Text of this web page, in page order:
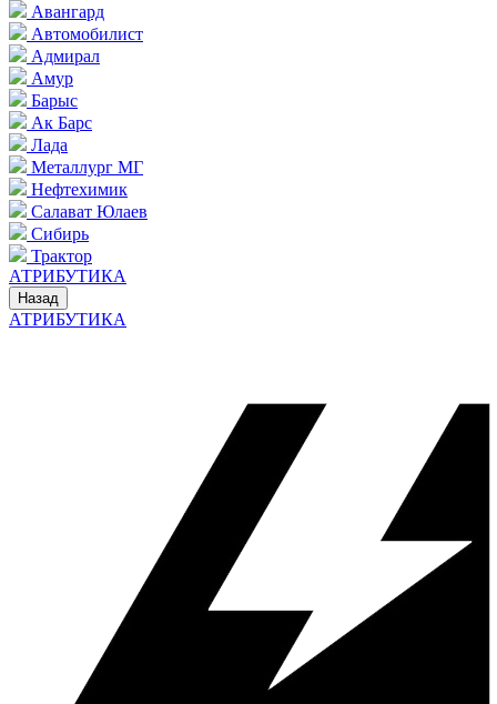
Авангард
Автомобилист
Адмирал
Амур
Барыс
Ак Барс
Лада
Металлург МГ
Нефтехимик
Салават Юлаев
Сибирь
Трактор
АТРИБУТИКА
Назад
АТРИБУТИКА